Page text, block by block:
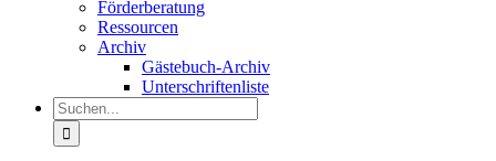
Förderberatung
Ressourcen
Archiv
Gästebuch-Archiv
Unterschriftenliste
Suche
nach: